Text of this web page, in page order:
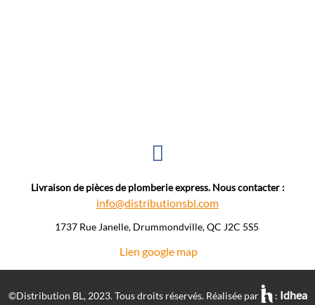
Livraison de pièces de plomberie express. Nous contacter :
info@distributionsbl.com
1737 Rue Janelle, Drummondville, QC J2C 5S5 ​
Lien google map
©Distribution BL, 2023.Tous droits réservés. Réalisée par : Idhea